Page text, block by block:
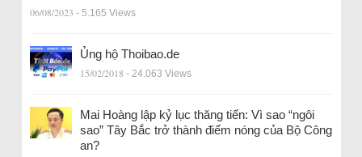
06/08/2023 - 5.165 Views
Ủng hộ Thoibao.de
15/02/2018 - 24.063 Views
Mai Hoàng lập kỷ lục thăng tiến: Vì sao “ngôi
sao” Tây Bắc trở thành điểm nóng của Bộ Công
an?